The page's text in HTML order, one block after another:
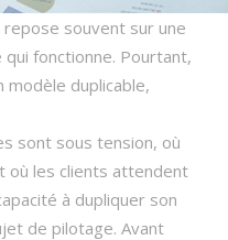
repose souvent sur une
fonctionne. Pourtant,
duplicable,
sont sous tension, où
où les clients attendent
à dupliquer son
de pilotage. Avant